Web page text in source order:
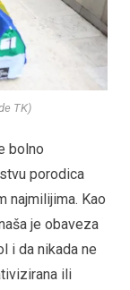
TK)
bolno
porodica
najmilijima. Kao
je obaveza
i da nikada ne
ili